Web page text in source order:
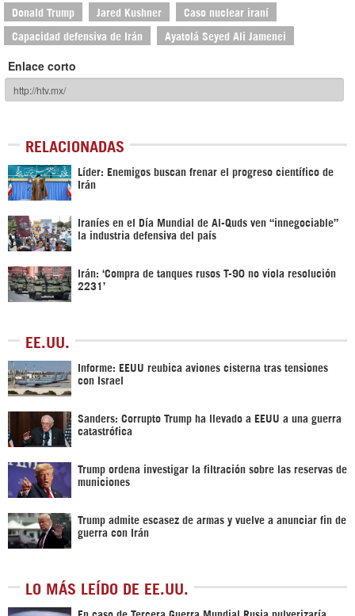
Donald Trump Jared Kushner Caso nuclear iraní
Capacidad defensiva de Irán Ayatolá Seyed Ali Jamenei
Enlace corto
RELACIONADAS
Líder: Enemigos buscan frenar el progreso científico de
Irán
Iraníes en el Día Mundial de Al-Quds ven “innegociable”
la industria defensiva del país
Irán: ‘Compra de tanques rusos T-90 no viola resolución
2231’
EE.UU.
Informe: EEUU reubica aviones cisterna tras tensiones
con Israel
Sanders: Corrupto Trump ha llevado a EEUU a una guerra
catastrófica
Trump ordena investigar la filtración sobre las reservas de
municiones
Trump admite escasez de armas y vuelve a anunciar fin de
guerra con Irán
LO MÁS LEÍDO DE EE.UU.
En caso de Tercera Guerra Mundial Rusia pulverizaría